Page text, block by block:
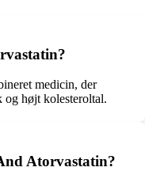
medicin, der
og højt kolesteroltal.
Atorvastatin?